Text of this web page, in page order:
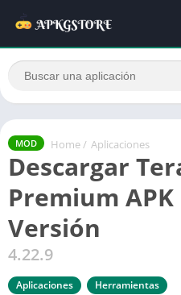
MOD Home / Aplicaciones
Descargar
Premium
Versión
4.22.9
Aplicaciones Herramientas